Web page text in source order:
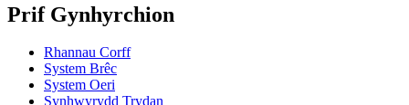
Prif Gynhyrchion
Rhannau Corff
System Brêc
System Oeri
Synhwyrydd Trydan